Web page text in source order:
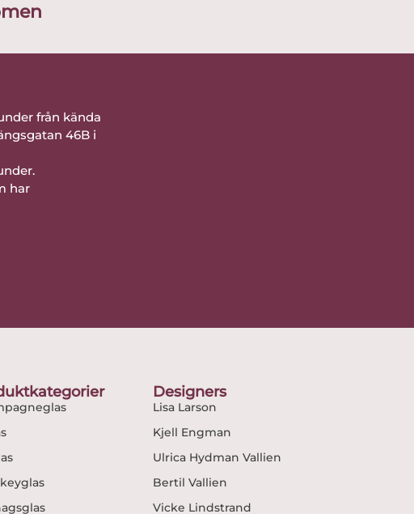
från kända
46B i
har
Designers
Lisa Larson
Kjell Engman
Ulrica Hydman Vallien
Bertil Vallien
Vicke Lindstrand